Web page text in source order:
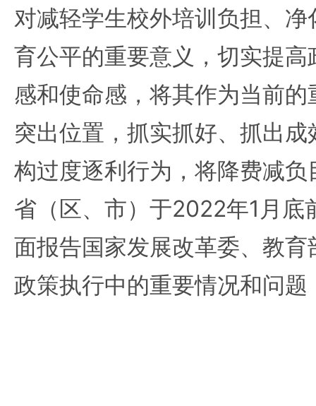
对减轻学生校外培训负担、
育公平的重要意义，切实提
感和使命感，将其作为当前
突出位置，抓实抓好、抓出
构过度逐利行为，将降费减
省（区、市）于2022年1月底
面报告国家发展改革委、教
政策执行中的重要情况和问